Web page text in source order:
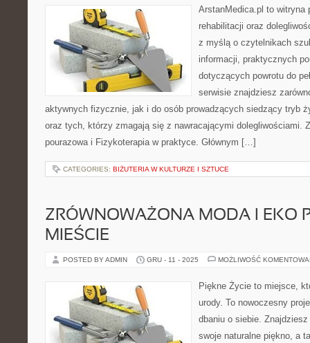
ArstanMedica.pl to witryna
rehabilitacji oraz
z myślą o czytelnikach
informacji, praktycznych
dotyczących powrotu do
serwisie znajdziesz
aktywnych fizycznie, jak i do osób prowadzących siedzący tryb
oraz tych, którzy zmagają się z nawracającymi dolegliwościami.
pourazowa i Fizykoterapia w praktyce. Głównym […]
CATEGORIES: BIŻUTERIA W KULTURZE I SZTUCE
ZRÓWNOWAŻONA MODA I EKO
MIEŚCIE
POSTED BY ADMIN GRU - 11 - 2025 MOŻLIWOŚĆ
Piękne Życie to miejsce,
urody. To nowoczesny
dbaniu o siebie.
swoje naturalne piękno, a